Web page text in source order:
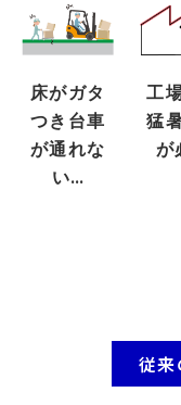
床がガタ
つき台車
が通れな
い…
工
猛
が
従